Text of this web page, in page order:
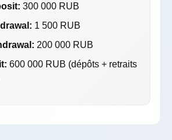
300 000 RUB
1 500 RUB
200 000 RUB
600 000 RUB (dépôts + retraits